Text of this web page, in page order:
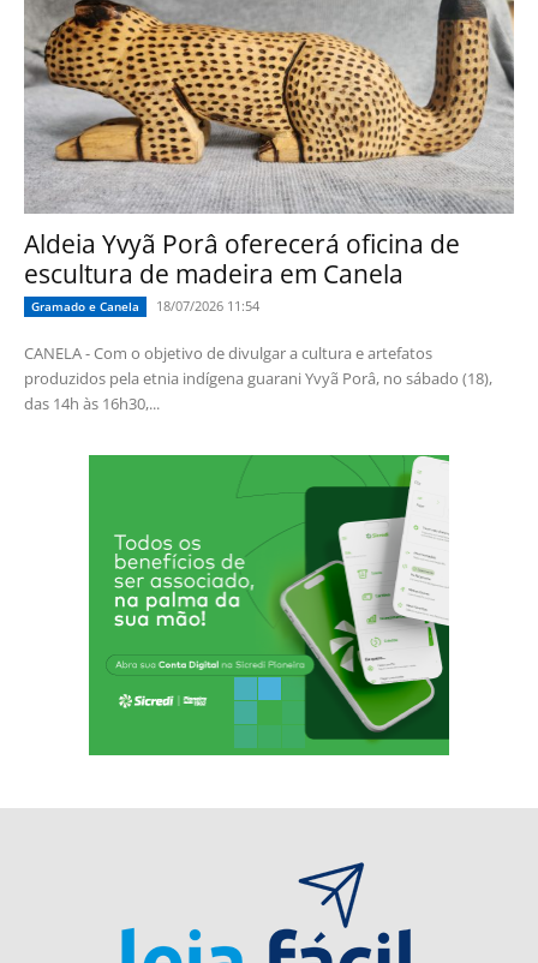
Aldeia Yvyã Porâ oferecerá oficina de
escultura de madeira em Canela
Gramado e Canela 18/07/2026 11:54
CANELA - Com o objetivo de divulgar a cultura e artefatos
produzidos pela etnia indígena guarani Yvyã Porâ, no sábado (18),
das 14h às 16h30,...